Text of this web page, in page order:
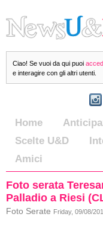
Ciao! Se vuoi da qui puoi
e interagire con gli altri utenti.
Home
Scelte U&D
Amici
Foto serata
Palladio a Riesi
Foto Serate Friday, 09/08/